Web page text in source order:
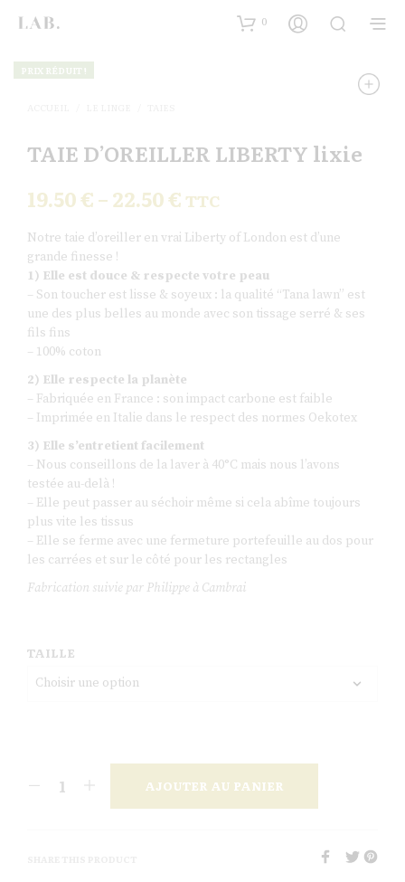
0
PRIX RÉDUIT !
TAIE D’OREILLER LIBERTY lixie
19.50€–22.50€TTC
Notre taie d’oreiller en vrai Liberty of London est d’une
grande finesse !
1) Elle est douce & respecte votre peau
– Son toucher est lisse & soyeux : la qualité “Tana lawn” est
une des plus belles au monde avec son tissage serré & ses
fils fins
– 100% coton
2) Elle respecte la planète
– Fabriquée en France : son impact carbone est faible
– Imprimée en Italie dans le respect des normes Oekotex
3) Elle s’entretient facilement
– Nous conseillons de la laver à 40°C mais nous l’avons
testée au-delà !
– Elle peut passer au séchoir même si cela abîme toujours
plus vite les tissus
– Elle se ferme avec une fermeture portefeuille au dos pour
les carrées et sur le côté pour les rectangles
Fabrication suivie par Philippe à Cambrai
TAILLE
AJOUTER AU PANIER